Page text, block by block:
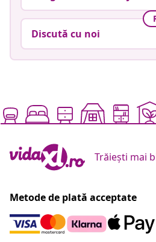
Discută cu noi
Trăiești mai
Metode de plată acceptate